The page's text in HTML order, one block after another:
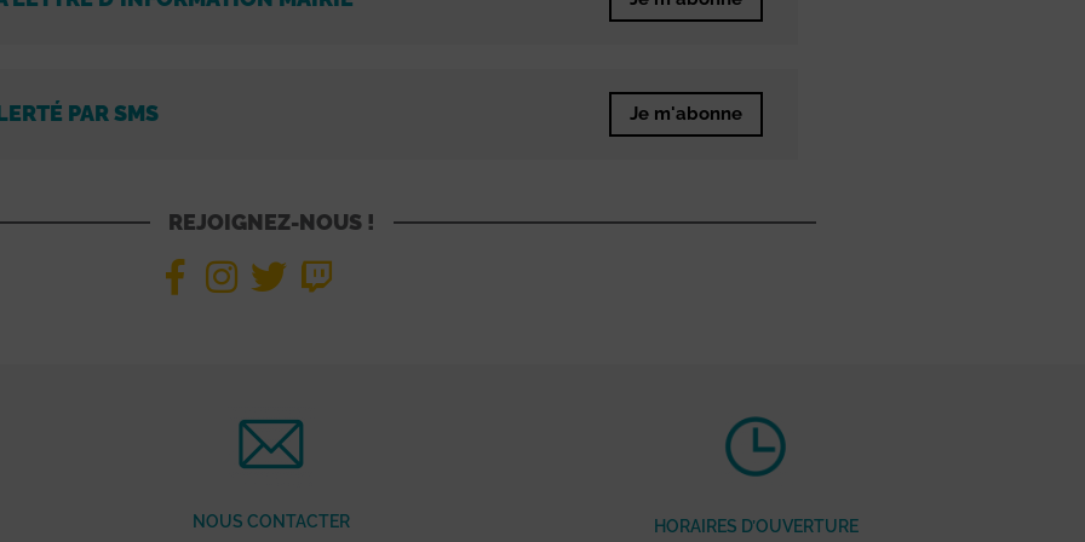
PAR SMS Je m'abonne
REJOIGNEZ-NOUS !
NOUS CONTACTER HORAIRES D’OUVERTURE